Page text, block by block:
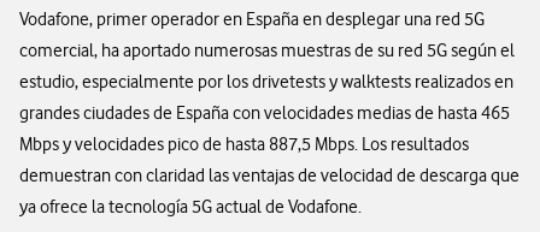
Vodafone, primer operador en España en desplegar una red 5G
comercial, ha aportado numerosas muestras de su red 5G según el
estudio, especialmente por los drivetests y walktests realizados en
grandes ciudades de España con velocidades medias de hasta 465
Mbps y velocidades pico de hasta 887,5 Mbps. Los resultados
demuestran con claridad las ventajas de velocidad de descarga que
ya ofrece la tecnología 5G actual de Vodafone.